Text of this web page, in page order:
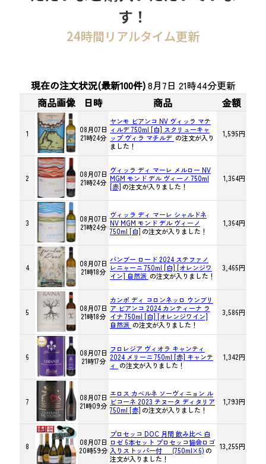
す！
24時間リアルタイム更新